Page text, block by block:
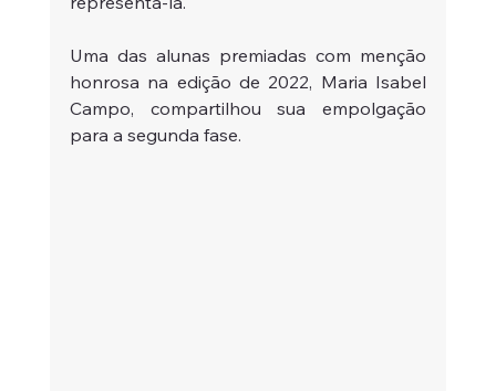
Uma das alunas premiadas com menção
honrosa na edição de 2022, Maria Isabel
Campo, compartilhou sua empolgação
para a segunda fase.